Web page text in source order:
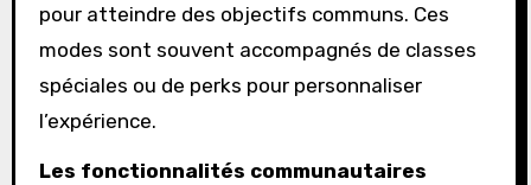
pour atteindre des objectifs communs. Ces
modes sont souvent accompagnés de classes
spéciales ou de perks pour personnaliser
l’expérience.
Les fonctionnalités communautaires